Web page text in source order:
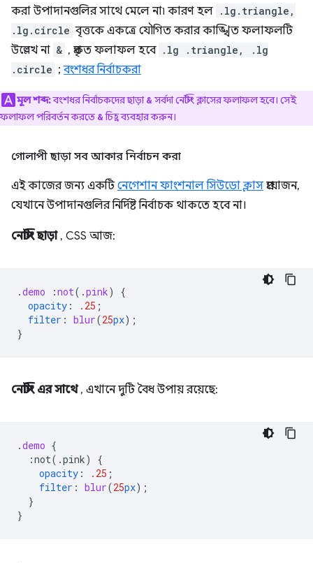
করা উপাদানগুলির সাথে মেলে না৷ কারণ হল .lg.triangle,
.lg.circle বৃত্তকে একত্রে যৌগিত করার কাঙ্খিত ফলাফলটি
উল্লেখ না & , প্রকৃত ফলাফল হবে .lg .triangle, .lg
.circle ;বংশধর নির্বাচকরা
মূল শব্দ:বংশধর নির্বাচকদের ছাড়া& সর্বদা নেস্টিং ক্লাসের ফলাফল হবে। সেই
ফলাফল পরিবর্তন করতে &চিহ্ন ব্যবহার করুন।
গোলাপী ছাড়া সব আকার নির্বাচন করা
এই কাজের জন্য একটিনেগেশান ফাংশনাল সিউডো ক্লাস প্রয়োজন,
যেখানে উপাদানগুলির নির্দিষ্ট নির্বাচক থাকতে হবে না।
নেস্টিং ছাড়া, CSS আজ:
.demo :not( .pink)
{
opacity : .25 ;
filter : blur(25px);
}
নেস্টিং এর সাথে, এখানে দুটি বৈধ উপায় রয়েছে:
.demo {
:not(.pink)
{
opacity : .25 ;
filter : blur(25px);
}
}